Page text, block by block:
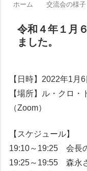
ホーム 交流会の様子
令和４年１月
ました。
【日時】2022年1月
【場所】ル・クロ
（Zoom）
【スケジュール】
19:10～19:25 会長
19:25～19:55 森永